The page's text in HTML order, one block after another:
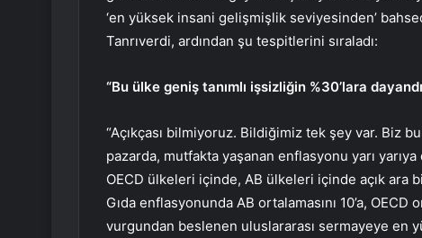
‘en yüksek insani gelişmişlik seviyesinden’
Tanrıverdi, ardından şu tespitlerini sıraladı:
“Bu ülke geniş tanımlı işsizliğin %30’lara
“Açıkçası bilmiyoruz. Bildiğimiz tek şey var. Biz
pazarda, mutfakta yaşanan enflasyonu yarı
OECD ülkeleri içinde, AB ülkeleri içinde açık ara
Gıda enflasyonunda AB ortalamasını 10’a,
vurgundan beslenen uluslararası sermayeye en